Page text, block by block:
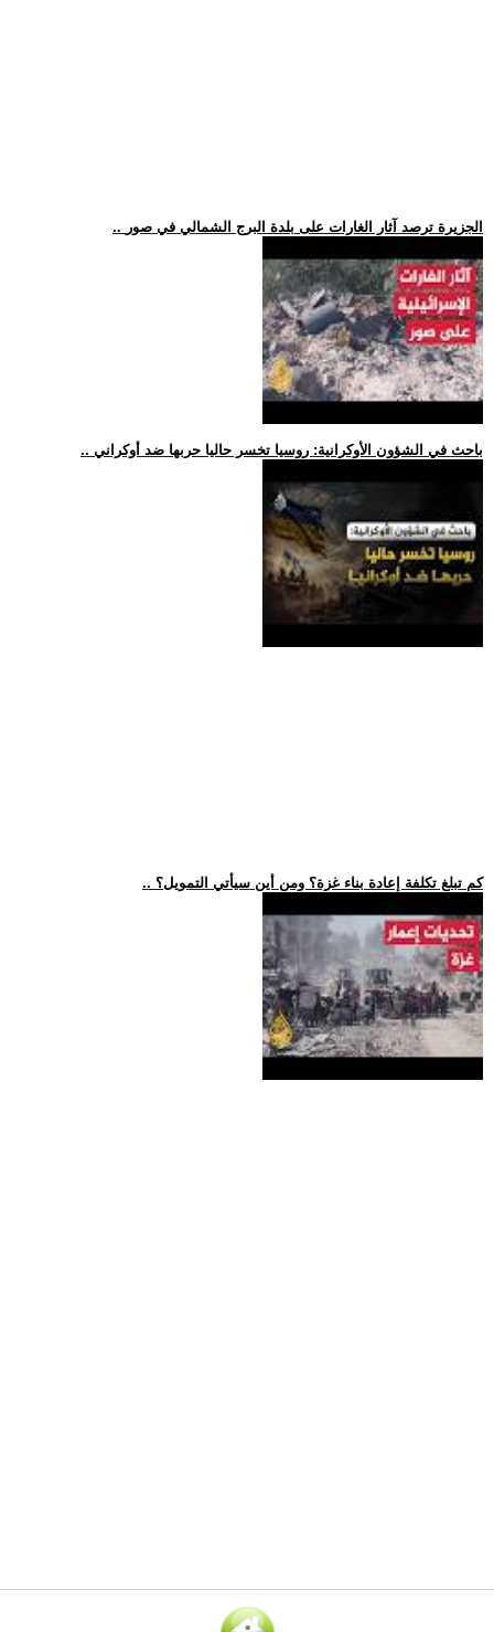
.. الجزيرة ترصد آثار الغارات على بلدة البرج الشمالي في صور
.. باحث في الشؤون الأوكرانية: روسيا تخسر حاليا حربها ضد أوكراني
.. كم تبلغ تكلفة إعادة بناء غزة؟ ومن أين سيأتي التمويل؟